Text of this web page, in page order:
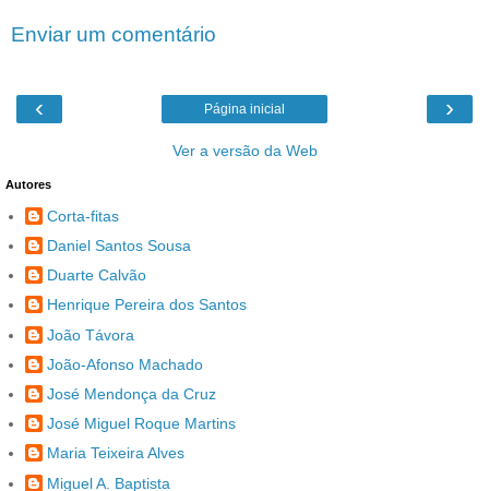
Enviar um comentário
‹ ›
Página inicial
Ver a versão da Web
Autores
Corta-fitas
Daniel Santos Sousa
Duarte Calvão
Henrique Pereira dos Santos
João Távora
João-Afonso Machado
José Mendonça da Cruz
José Miguel Roque Martins
Maria Teixeira Alves
Miguel A. Baptista